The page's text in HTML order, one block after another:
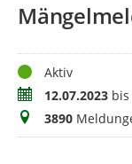
StatusAktiv
Zeitraum12.07.2023 bis
Meldungen
3890